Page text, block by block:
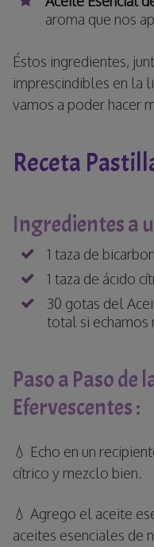
aroma que nos
Éstos ingredientes,
imprescindibles en la
vamos a poder hacer
Receta
Ingredientes a
1 taza de
1 taza de ácido
30 gotas del
total si echamos
Paso a Paso de
Efervescentes :
💧 Echo en un
cítrico y mezclo bien.
💧 Agrego el aceite
aceites esenciales de